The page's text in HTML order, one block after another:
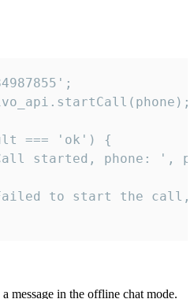
=== 'ok') {
started, phone: ',
to start the
message in the offline chat mode.